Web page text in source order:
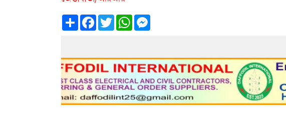
Share FacebookTwitterWhatsAppMessenger